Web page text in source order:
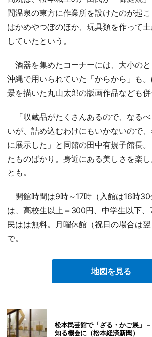
間温泉の東方に作業所を設けたのが起
はかめやつぼのほか、玩具類を作って
していたという。
酒器を集めたコーナーには、大小の
沖縄で用いられていた「からから」も
景を描いた丸山太郎の版画作品なども併
「収蔵品がたくさんあるので、なるべ
いが、詰め込むわけにもいかないので
に展示した」と同館の田中有規子館長
たものばかり。身近にある美しさを楽し
とも。
開館時間は9時～17時（入館は16時
は、高校生以上＝300円、中学生以下
民はは無料。月曜休館（祝日の場合は
で。
地図を見る
松本民芸館で「ざる・かご展」－
知る機会に（松本経済新聞）